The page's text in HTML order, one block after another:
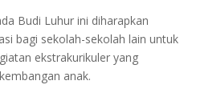
Budi Luhur ini diharapkan
bagi sekolah-sekolah lain untuk
ekstrakurikuler yang
anak.